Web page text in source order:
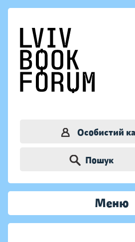
Особистий
Пошук
Меню